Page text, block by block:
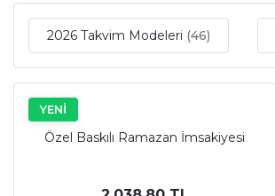
2026 Takvim Modeleri (46)
YENİ
Özel Baskılı Ramazan İmsakiyesi